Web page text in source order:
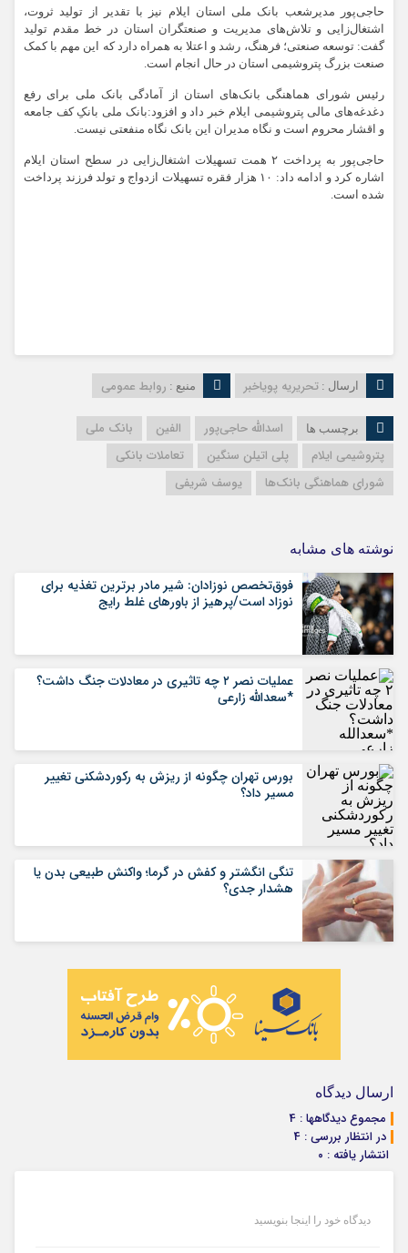
حاجی‌پور مدیرشعب بانک ملی استان ایلام نیز با تقدیر از تولید ثروت،
اشتغال‌زایی و تلاش‌های مدیریت و صنعتگران استان در خط مقدم تولید
گفت: توسعه صنعتی؛ فرهنگ، رشد و اعتلا به همراه دارد که این مهم با کمک
صنعت بزرگ پتروشیمی استان در حال انجام است.
رئیس شورای هماهنگی بانک‌های استان از آمادگی بانک ملی برای رفع
دغدغه‌های مالی پتروشیمی ایلام خبر داد و افزود:بانک ملی بانکِ کف جامعه
و اقشار محروم است و نگاه مدیران این بانک نگاه منفعتی نیست.
حاجی‌پور به پرداخت ۲ همت تسهیلات اشتغال‌زایی در سطح استان ایلام
اشاره کرد و ادامه داد: ۱۰ هزار فقره تسهیلات ازدواج و تولد فرزند پرداخت
شده است.
ارسال : تحریریه پویاخبر منبع : روابط عمومی
برچسب ها اسد‌الله حاجی‌‌پور‌ الفین
بانک ملی
پتروشیمی ایلام
پلی اتیلن سنگین
تعاملات بانکی
شورای هماهنگی بانک‌ها
یوسف شریفی
نوشته های مشابه
فوق‌تخصص نوزادان: شیر مادر برترین تغذیه برای
نوزاد است/پرهیز از باورهای غلط رایج
عملیات نصر ۲ چه تاثیری در معادلات جنگ داشت؟
*سعدالله زارعی
بورس تهران چگونه از ریزش به رکوردشکنی تغییر
مسیر داد؟
تنگی انگشتر و کفش در گرما؛ واکنش طبیعی بدن یا
هشدار جدی؟
ارسال دیدگاه
مجموع دیدگاهها : 4
در انتظار بررسی : 4
انتشار یافته : ۰
دیدگاه خود را اینجا بنویسید